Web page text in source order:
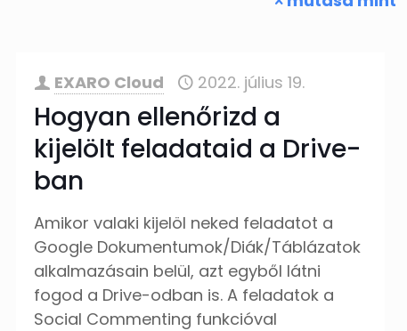
EXARO Cloud 2022. július 19.
Hogyan ellenőrizd a
kijelölt feladataid a Drive-
ban
Amikor valaki kijelöl neked feladatot a
Google Dokumentumok/Diák/Táblázatok
alkalmazásain belül, azt egyből látni
fogod a Drive-odban is. A feladatok a
Social Commenting funkcióval